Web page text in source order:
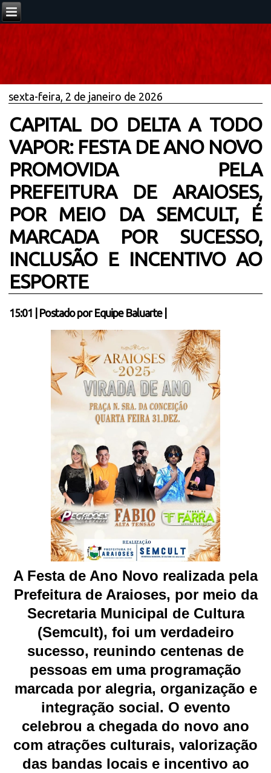
sexta-feira, 2 de janeiro de 2026
CAPITAL DO DELTA A TODO
VAPOR: FESTA DE ANO NOVO
PROMOVIDA PELA
PREFEITURA DE ARAIOSES,
POR MEIO DA SEMCULT, É
MARCADA POR SUCESSO,
INCLUSÃO E INCENTIVO AO
ESPORTE
15:01 Postado por Equipe Baluarte
A Festa de Ano Novo realizada pela
Prefeitura de Araioses, por meio da
Secretaria Municipal de Cultura
(Semcult), foi um verdadeiro
sucesso, reunindo centenas de
pessoas em uma programação
marcada por alegria, organização e
integração social. O evento
celebrou a chegada do novo ano
com atrações culturais, valorização
das bandas locais e incentivo ao